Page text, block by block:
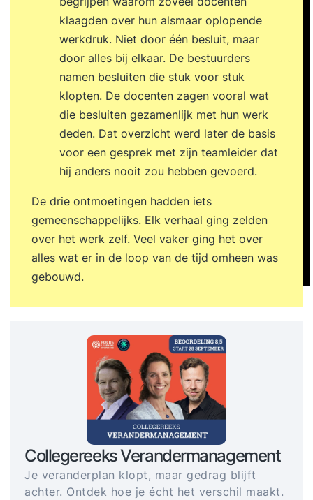
klaagden over hun alsmaar oplopende
werkdruk. Niet door één besluit, maar
door alles bij elkaar. De bestuurders
namen besluiten die stuk voor stuk
klopten. De docenten zagen vooral wat
die besluiten gezamenlijk met hun werk
deden. Dat overzicht werd later de basis
voor een gesprek met zijn teamleider dat
hij anders nooit zou hebben gevoerd.
De drie ontmoetingen hadden iets
gemeenschappelijks. Elk verhaal ging zelden
over het werk zelf. Veel vaker ging het over
alles wat er in de loop van de tijd omheen was
gebouwd.
Collegereeks Verandermanagement
Je veranderplan klopt, maar gedrag blijft
achter. Ontdek hoe je écht het verschil maakt.